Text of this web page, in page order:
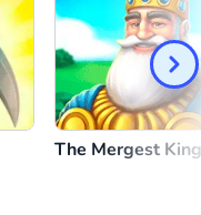
The Mergest